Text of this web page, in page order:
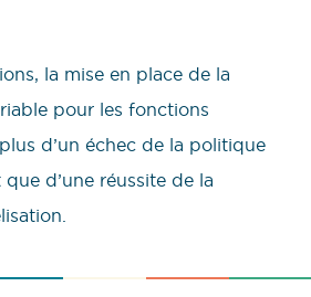
la mise en place de la
pour les fonctions
d’un échec de la politique
d’une réussite de la